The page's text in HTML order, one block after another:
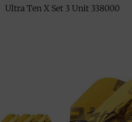
Ultra Ten X Set 3 Unit 338000